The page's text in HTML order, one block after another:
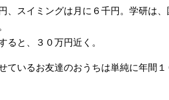
、スイミングは月に６千円。学研は、
ると、３０万円近く。
ているお友達のおうちは単純に年間１